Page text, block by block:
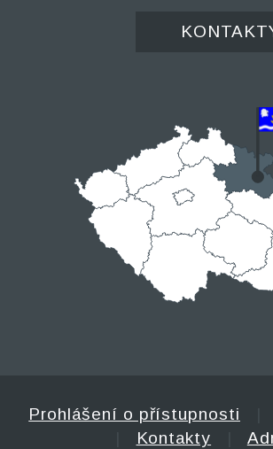
Prohlášení o přístupnosti
Kontakty